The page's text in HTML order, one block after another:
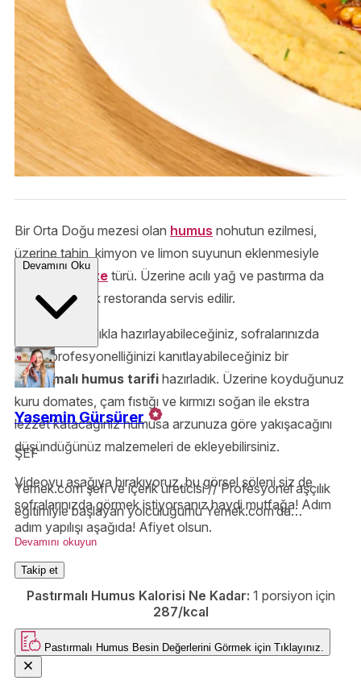
Bir Orta Doğu mezesi olan humus nohutun ezilmesi,
üzerine tahin, kimyon ve limon suyunun eklenmesiyle
meze türü. Üzerine acılı yağ ve pastırma da
katılarak birçok restoranda servis edilir.
Evde de kolaylıkla hazırlayabileceğiniz, sofralarınızda
adeta profesyonelliğinizi kanıtlayabileceğiniz bir
pastırmalı humus tarifi hazırladık. Üzerine koyduğunuz
kuru domates, çam fıstığı ve kırmızı soğan ile ekstra
lezzet katacağınız humusa arzunuza göre yakışacağını
düşündüğünüz malzemeleri de ekleyebilirsiniz.
Videoyu aşağıya bırakıyoruz, bu görsel şöleni siz de
sofralarınızda görmek istiyorsanız haydi mutfağa! Adım
adım yapılışı aşağıda! Afiyet olsun.
Devamını Oku
Yasemin Gürsürer
ŞEF
Yemek.com şefi ve içerik üreticisi // Profesyonel aşçılık
eğitimiyle başlayan yolculuğumu Yemek.com’da
sürdürüyorum. Teknik bilgiyle yoğrulmuş, ilham veren
tutku. 🍔🍳🥑
Devamını okuyun
Takip et
Pastırmalı Humus Kalorisi Ne Kadar: 1 porsiyon için
287/kcal
Pastırmalı Humus Besin Değerlerini Görmek için Tıklayınız.